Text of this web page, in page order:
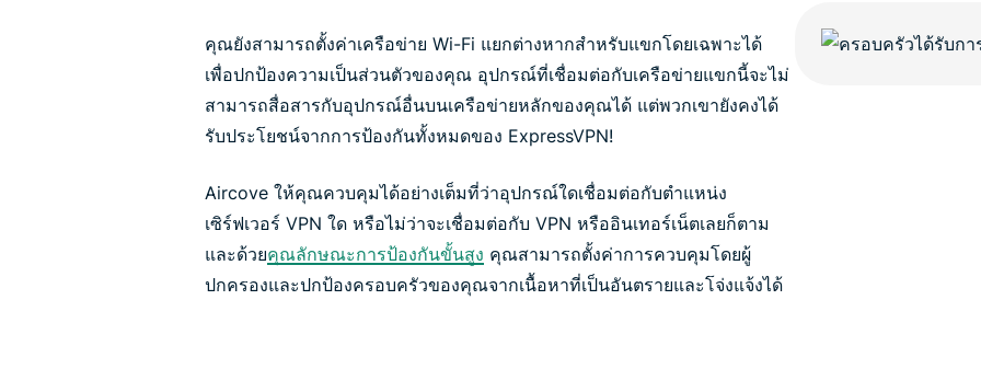
คุณยังสามารถตั้งค่าเครือข่าย Wi-Fi แยกต่างหากสำหรับแขกโดยเฉพาะได้
เพื่อปกป้องความเป็นส่วนตัวของคุณ อุปกรณ์ที่เชื่อมต่อกับเครือข่ายแขกนี้จะไม่
สามารถสื่อสารกับอุปกรณ์อื่นบนเครือข่ายหลักของคุณได้ แต่พวกเขายังคงได้
รับประโยชน์จากการป้องกันทั้งหมดของ ExpressVPN!
Aircove ให้คุณควบคุมได้อย่างเต็มที่ว่าอุปกรณ์ใดเชื่อมต่อกับตำแหน่ง
เซิร์ฟเวอร์ VPN ใด หรือไม่ว่าจะเชื่อมต่อกับ VPN หรืออินเทอร์เน็ตเลยก็ตาม
และด้วยคุณลักษณะการป้องกันขั้นสูง คุณสามารถตั้งค่าการควบคุมโดยผู้
ปกครองและปกป้องครอบครัวของคุณจากเนื้อหาที่เป็นอันตรายและโจ่งแจ้งได้